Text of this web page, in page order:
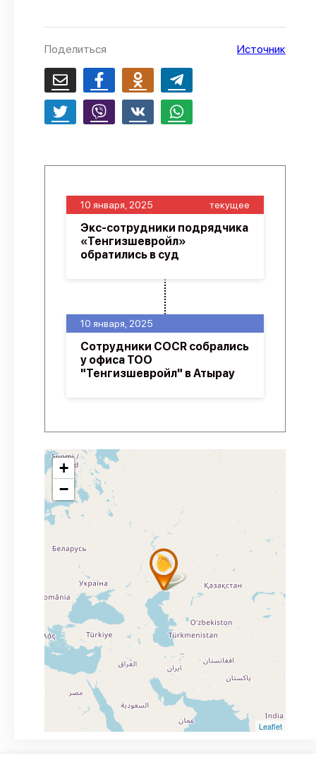
Поделиться Источник
10 января, 2025
Сотрудники COCR собрались
у офиса ТОО
"Тенгизшевройл" в Атырау
10 января, 2025 текущее
Экс-сотрудники подрядчика
«Тенгизшевройл»
обратились в суд
+
−
Leaflet